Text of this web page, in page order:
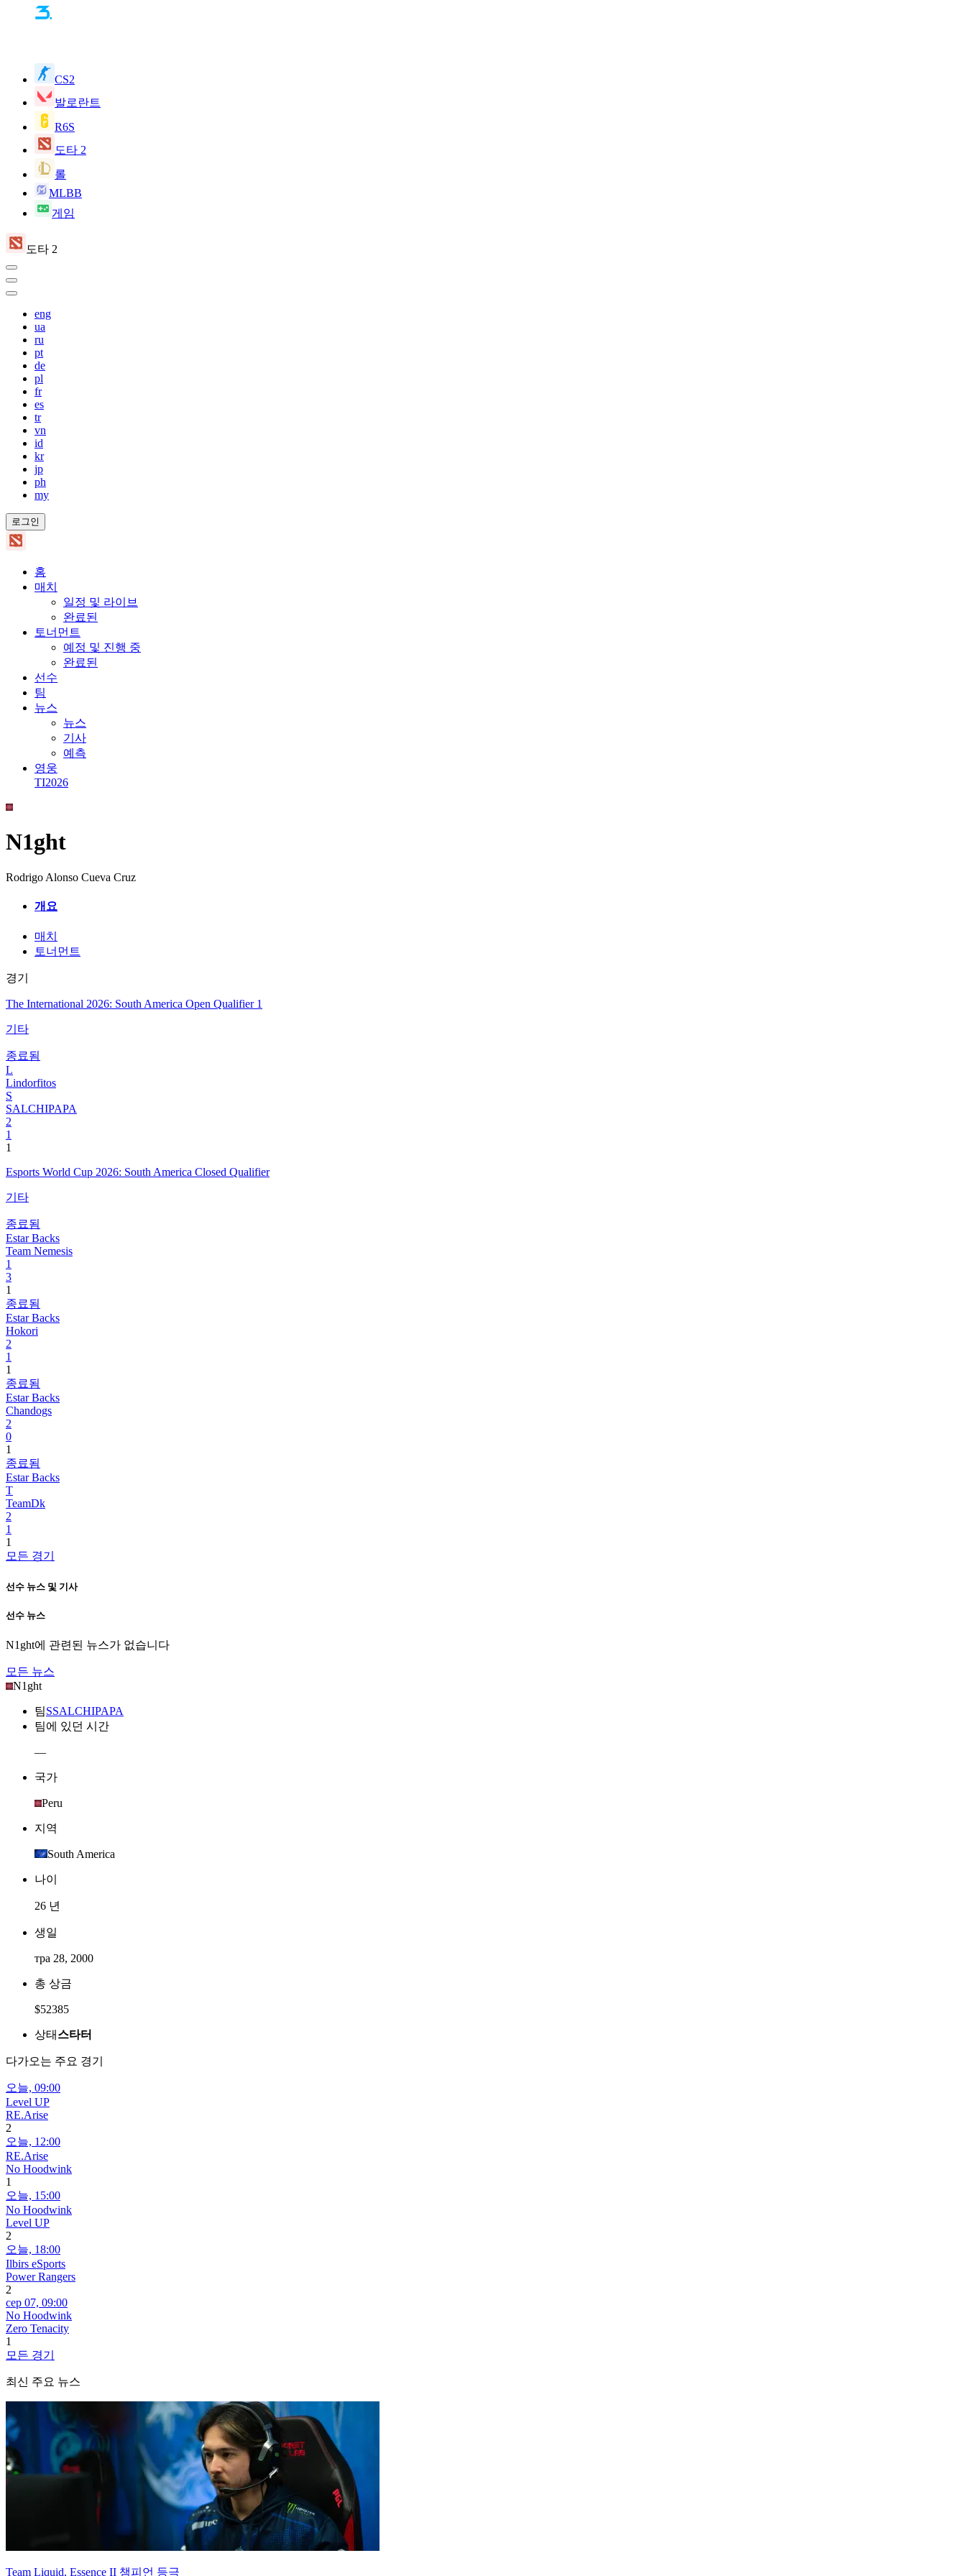
CS2
발로란트
R6S
도타 2
롤
MLBB
게임
도타 2
eng
ua
ru
pt
de
pl
fr
es
tr
vn
id
kr
jp
ph
my
로그인
홈
매치
일정 및 라이브
완료된
토너먼트
예정 및 진행 중
완료된
선수
팀
뉴스
뉴스
기사
예측
영웅
TI2026
N1ght
Rodrigo Alonso Cueva Cruz
개요
매치
토너먼트
경기
The International 2026: South America Open Qualifier 1
기타
종료됨
L
Lindorfitos
S
SALCHIPAPA
2
1
1
Esports World Cup 2026: South America Closed Qualifier
기타
종료됨
Estar Backs
Team Nemesis
1
3
1
종료됨
Estar Backs
Hokori
2
1
1
종료됨
Estar Backs
Chandogs
2
0
1
종료됨
Estar Backs
T
TeamDk
2
1
1
모든 경기
선수 뉴스 및 기사
선수 뉴스
N1ght에 관련된 뉴스가 없습니다
모든 뉴스
N1ght
팀SSALCHIPAPA
팀에 있던 시간
—
국가
Peru
지역
South America
나이
26 년
생일
тра 28, 2000
총 상금
$52385
상태 스타터
다가오는 주요 경기
오늘, 09:00
Level UP
RE.Arise
2
오늘, 12:00
RE.Arise
No Hoodwink
1
오늘, 15:00
No Hoodwink
Level UP
2
오늘, 18:00
Ilbirs eSports
Power Rangers
2
сер 07, 09:00
No Hoodwink
Zero Tenacity
1
모든 경기
최신 주요 뉴스
Team Liquid, Essence II 챔피언 등극